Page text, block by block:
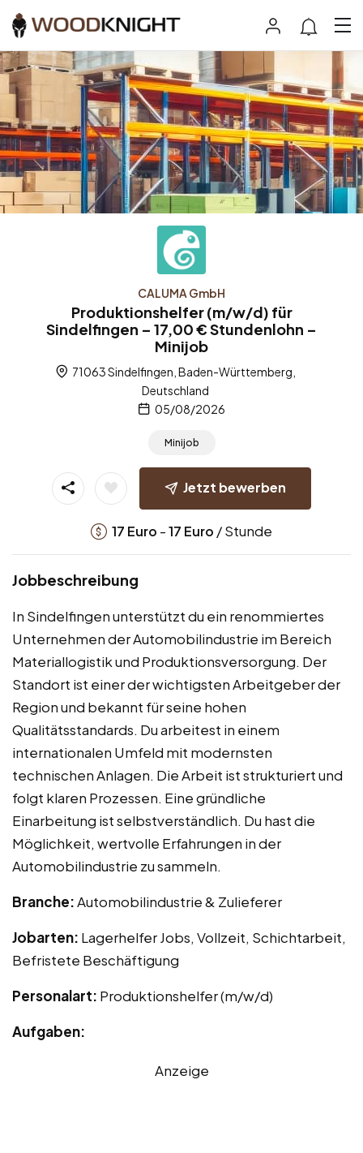
CALUMA GmbH
Produktionshelfer (m/w/d) für
Sindelfingen – 17,00 € Stundenlohn –
Minijob
71063 Sindelfingen, Baden-Württemberg,
Deutschland
05/08/2026
Minijob
Jetzt bewerben
17 Euro -17 Euro / Stunde
Jobbeschreibung
In Sindelfingen unterstützt du ein renommiertes
Unternehmen der Automobilindustrie im Bereich
Materiallogistik und Produktionsversorgung. Der
Standort ist einer der wichtigsten Arbeitgeber der
Region und bekannt für seine hohen
Qualitätsstandards. Du arbeitest in einem
internationalen Umfeld mit modernsten
technischen Anlagen. Die Arbeit ist strukturiert und
folgt klaren Prozessen. Eine gründliche
Einarbeitung ist selbstverständlich. Du hast die
Möglichkeit, wertvolle Erfahrungen in der
Automobilindustrie zu sammeln.
Branche:Automobilindustrie & Zulieferer
Jobarten: Lagerhelfer Jobs, Vollzeit, Schichtarbeit,
Befristete Beschäftigung
Personalart: Produktionshelfer (m/w/d)
Aufgaben:
Anzeige